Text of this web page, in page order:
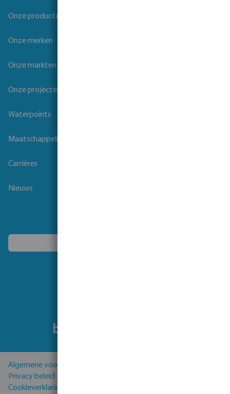
Onze producten
Onze merken
Onze markten
Onze projecten
Waterpoints
Maatschappelijk verantwoord ondernemen
Carrières
Nieuws
Algemene voorwaarden
Privacy beleid
Cookieverklaring